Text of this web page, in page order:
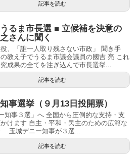
記事を読む
るま市長選 ■ 立候補を決意の
さんに聞く
、「誰一人取り残さない市政」 聞き手
教え子でうるま市議会議員の國吉 亮 これ
成果の全てを注ぎ込んで市長選挙...
記事を読む
事選挙（９月13日投開票）
知事３選」へ 全国から圧倒的な支持・支
けます 自主・平和・民主のための広範な
玉城デニー知事が３選...
記事を読む